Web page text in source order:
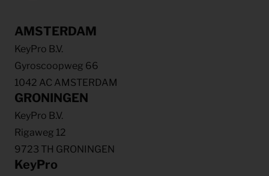
AMSTERDAM
KeyPro B.V.
Gyroscoopweg 66
1042 AC AMSTERDAM
GRONINGEN
KeyPro B.V.
Rigaweg 12
9723 TH GRONINGEN
KeyPro